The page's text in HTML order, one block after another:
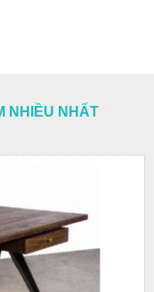
NHIỀU NHẤT